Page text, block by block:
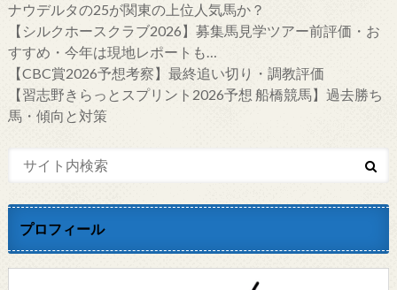
ナウデルタの25が関東の上位人気馬か？
【シルクホースクラブ2026】募集馬見学ツアー前評価・お
すすめ・今年は現地レポートも…
【CBC賞2026予想考察】最終追い切り・調教評価
【習志野きらっとスプリント2026予想 船橋競馬】過去勝ち
馬・傾向と対策
プロフィール